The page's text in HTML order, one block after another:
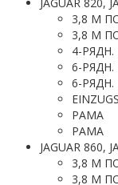
3,8 М
3,8 М
4-
6-
6-
РАМА
РАМА
JAGUAR 860,
3,8 М
3,8 М